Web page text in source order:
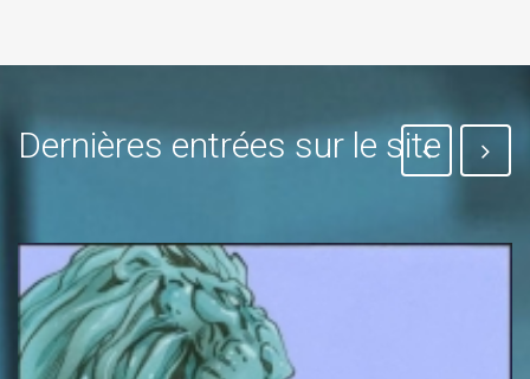
Dernières entrées sur le site